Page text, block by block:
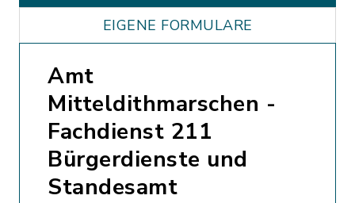
EIGENE FORMULARE
Amt
Mitteldithmarschen -
Fachdienst 211
Bürgerdienste und
Standesamt